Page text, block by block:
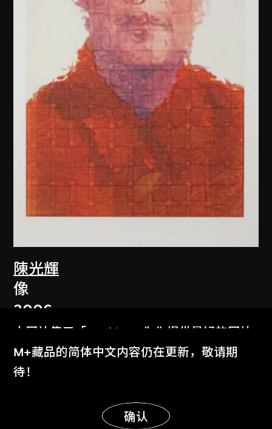
陳光輝
像
2006
本网站使用「Cookies」为你提供最好的网站
体验。
了解更多
明白
M+藏品的简体中文内容仍在更新，敬请期
待！
确认
显示更多